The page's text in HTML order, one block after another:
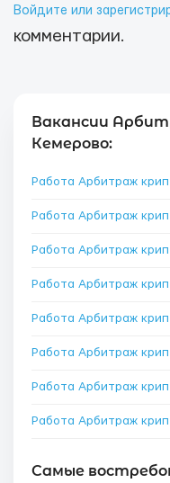
Войдите или
комментарии.
Вакансии
Кемерово:
Работа Арбитраж
Работа Арбитраж
Работа Арбитраж
Работа Арбитраж
Работа Арбитраж
Работа Арбитраж
Работа Арбитраж
Работа Арбитраж
Самые